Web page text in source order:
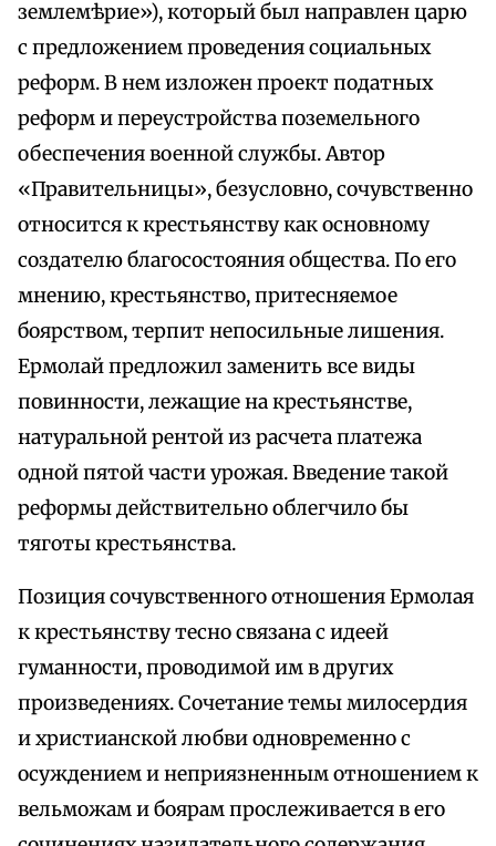
землемѣрие»), который был направлен царю
с предложением проведения социальных
реформ. В нем изложен проект податных
реформ и переустройства поземельного
обеспечения военной службы. Автор
«Правительницы», безусловно, сочувственно
относится к крестьянству как основному
создателю благосостояния общества. По его
мнению, крестьянство, притесняемое
боярством, терпит непосильные лишения.
Ермолай предложил заменить все виды
повинности, лежащие на крестьянстве,
натуральной рентой из расчета платежа
одной пятой части урожая. Введение такой
реформы действительно облегчило бы
тяготы крестьянства.
Позиция сочувственного отношения Ермолая
к крестьянству тесно связана с идеей
гуманности, проводимой им в других
произведениях. Сочетание темы милосердия
и христианской любви одновременно с
осуждением и неприязненным отношением к
вельможам и боярам прослеживается в его